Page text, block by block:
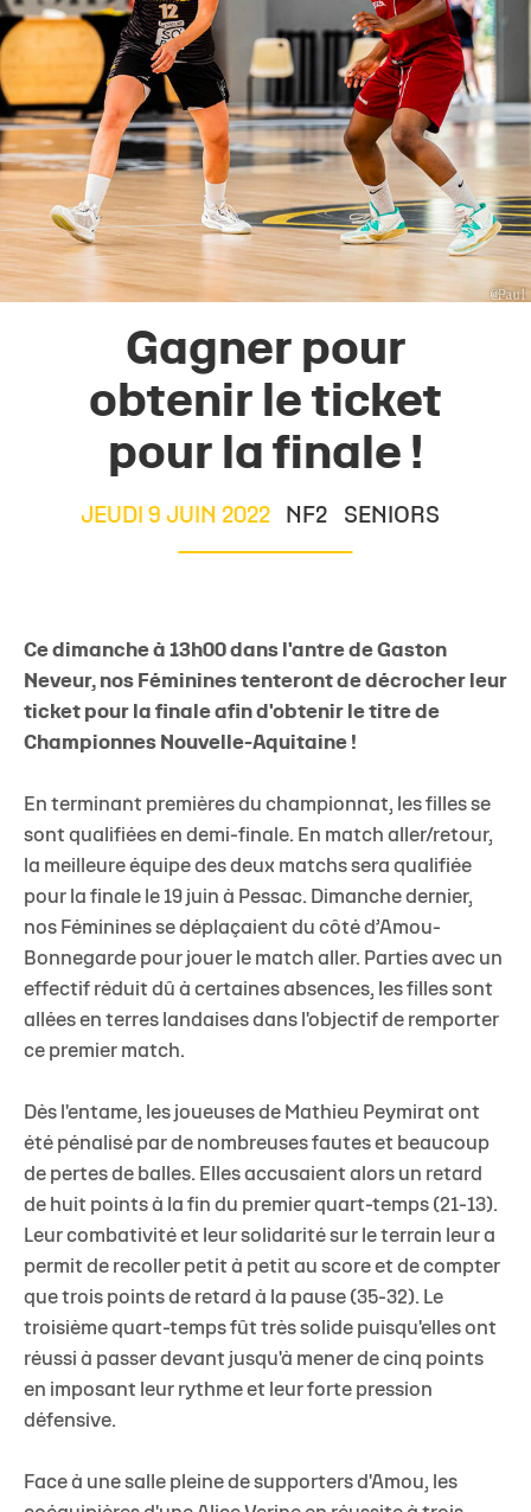
Gagner pour
obtenir le ticket
pour la finale !
JEUDI 9 JUIN 2022 NF2 SENIORS
Ce dimanche à 13h00 dans l'antre de Gaston
Neveur, nos Féminines tenteront de décrocher leur
ticket pour la finale afin d'obtenir le titre de
Championnes Nouvelle-Aquitaine !
En terminant premières du championnat, les filles se
sont qualifiées en demi-finale. En match aller/retour,
la meilleure équipe des deux matchs sera qualifiée
pour la finale le 19 juin à Pessac. Dimanche dernier,
nos Féminines se déplaçaient du côté d’Amou-
Bonnegarde pour jouer le match aller. Parties avec un
effectif réduit dû à certaines absences, les filles sont
allées en terres landaises dans l'objectif de remporter
ce premier match.
Dès l'entame, les joueuses de Mathieu Peymirat ont
été pénalisé par de nombreuses fautes et beaucoup
de pertes de balles. Elles accusaient alors un retard
de huit points à la fin du premier quart-temps (21-13).
Leur combativité et leur solidarité sur le terrain leur a
permit de recoller petit à petit au score et de compter
que trois points de retard à la pause (35-32). Le
troisième quart-temps fût très solide puisqu'elles ont
réussi à passer devant jusqu'à mener de cinq points
en imposant leur rythme et leur forte pression
défensive.
Face à une salle pleine de supporters d'Amou, les